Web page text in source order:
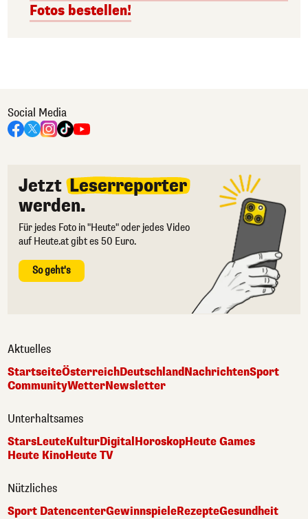
Fotos bestellen!
Social Media
Jetzt Leserreporter
werden.
Für jedes Foto in "Heute" oder jedes Video
auf Heute.at gibt es 50 Euro.
So geht's
Aktuelles
StartseiteÖsterreichDeutschlandNachrichtenSport
CommunityWetterNewsletter
Unterhaltsames
StarsLeuteKulturDigital HoroskopHeute Games
Heute KinoHeute TV
Nützliches
Sport DatencenterGewinnspieleRezepteGesundheit